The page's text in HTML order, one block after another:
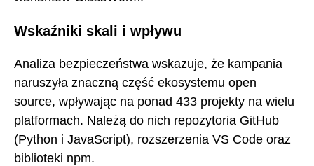
Wskaźniki skali i wpływu
Analiza bezpieczeństwa wskazuje, że kampania
naruszyła znaczną część ekosystemu open
source, wpływając na ponad 433 projekty na wielu
platformach. Należą do nich repozytoria GitHub
(Python i JavaScript), rozszerzenia VS Code oraz
biblioteki npm.